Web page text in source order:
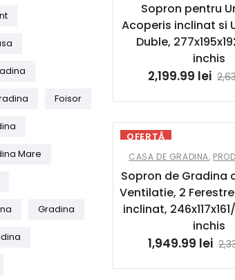
Sopron pentru
Acoperis inclinat si
Duble,
inchis
2,199.99 lei
OFERTĂ
CASA DE GRADINA,
Sopron de Gradina
Ventilatie, 2
inclinat,
inchis
1,949.99 lei
Foisor
Mare
Gradina